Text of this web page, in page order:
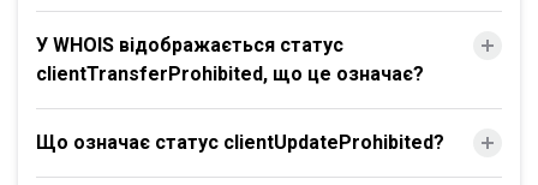
У WHOIS відображається статус
clientTransferProhibited, що це означає?
Що означає статус clientUpdateProhibited?